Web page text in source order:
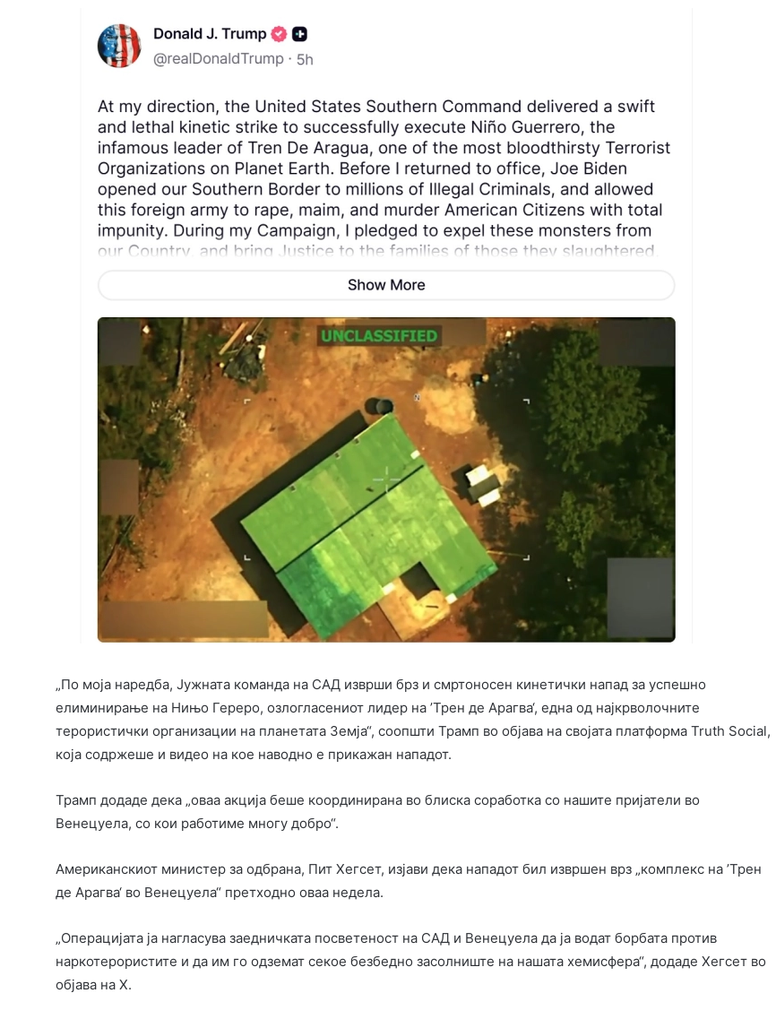
„По моја наредба, Јужната команда на САД изврши брз и смртоносен кинетички напад за успешно
елиминирање на Нињо Гереро, озлогласениот лидер на ’Трен де Арагва‘, една од најкрволочните
терористички организации на планетата Земја“, соопшти Трамп во објава на својата платформа Truth Social,
која содржеше и видео на кое наводно е прикажан нападот.
Трамп додаде дека „оваа акција беше координирана во блиска соработка со нашите пријатели во
Венецуела, со кои работиме многу добро“.
Американскиот министер за одбрана, Пит Хегсет, изјави дека нападот бил извршен врз „комплекс на ’Трен
де Арагва‘ во Венецуела“ претходно оваа недела.
„Операцијата ја нагласува заедничката посветеност на САД и Венецуела да ја водат борбата против
наркотерористите и да им го одземат секое безбедно засолниште на нашата хемисфера“, додаде Хегсет во
објава на X.